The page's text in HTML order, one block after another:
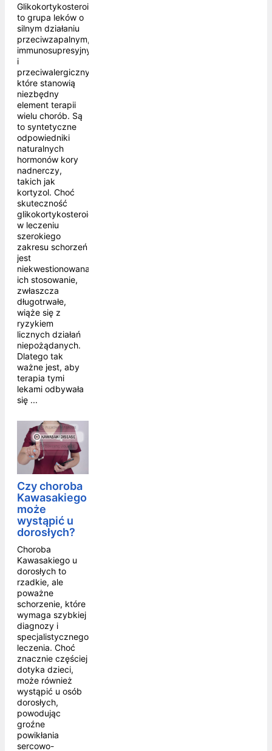
Glikokortykosteroidy
to grupa leków o
silnym działaniu
przeciwzapalnym,
immunosupresyjnym
i
przeciwalergicznym,
które stanowią
niezbędny
element terapii
wielu chorób. Są
to syntetyczne
odpowiedniki
naturalnych
hormonów kory
nadnerczy,
takich jak
kortyzol. Choć
skuteczność
glikokortykosteroidów
w leczeniu
szerokiego
zakresu schorzeń
jest
niekwestionowana,
ich stosowanie,
zwłaszcza
długotrwałe,
wiąże się z
ryzykiem
licznych działań
niepożądanych.
Dlatego tak
ważne jest, aby
terapia tymi
lekami odbywała
się ...
Czy choroba
Kawasakiego
może
wystąpić u
dorosłych?
Choroba
Kawasakiego u
dorosłych to
rzadkie, ale
poważne
schorzenie, które
wymaga szybkiej
diagnozy i
specjalistycznego
leczenia. Choć
znacznie częściej
dotyka dzieci,
może również
wystąpić u osób
dorosłych,
powodując
groźne
powikłania
sercowo-